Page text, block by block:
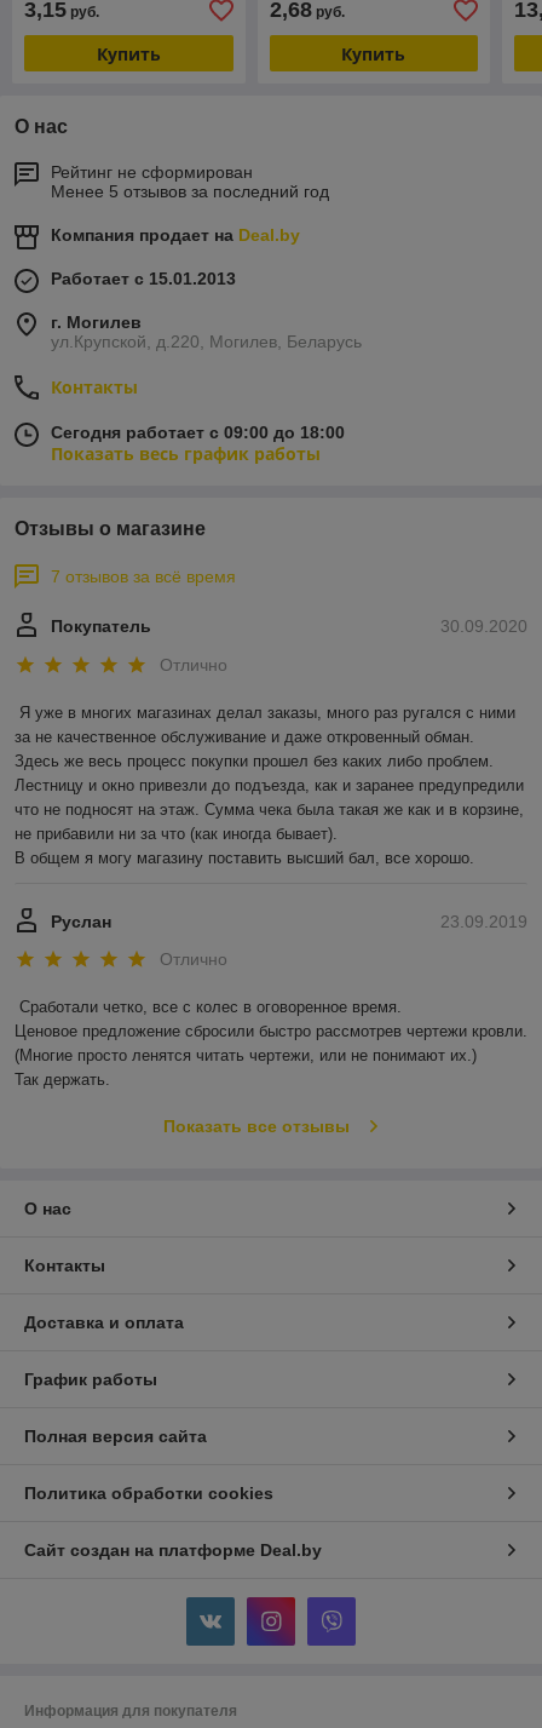
3,15 руб.
Купить
2,68руб.
Купить
О нас
Рейтинг не сформирован
Менее 5 отзывов за последний год
Компания продает на Deal.by
Работает с 15.01.2013
г. Могилев
ул.Крупской, д.220, Могилев, Беларусь
Контакты
Сегодня работает с 09:00 до 18:00
Показать весь график работы
Отзывы о магазине
7 отзывов за всё время
30.09.2020
Покупатель
Отлично
Я уже в многих магазинах делал заказы, много раз ругался с ними
за не качественное обслуживание и даже откровенный обман.
Здесь же весь процесс покупки прошел без каких либо проблем.
Лестницу и окно привезли до подъезда, как и заранее предупредили
что не подносят на этаж. Сумма чека была такая же как и в корзине,
не прибавили ни за что (как иногда бывает).
В общем я могу магазину поставить высший бал, все хорошо.
23.09.2019
Руслан
Отлично
Сработали четко, все с колес в оговоренное время.
Ценовое предложение сбросили быстро рассмотрев чертежи кровли.
(Многие просто ленятся читать чертежи, или не понимают их.)
Так держать.
Показать все отзывы
О нас
Контакты
Доставка и оплата
График работы
Полная версия сайта
Политика обработки cookies
Сайт создан на платформе Deal.by
Информация для покупателя